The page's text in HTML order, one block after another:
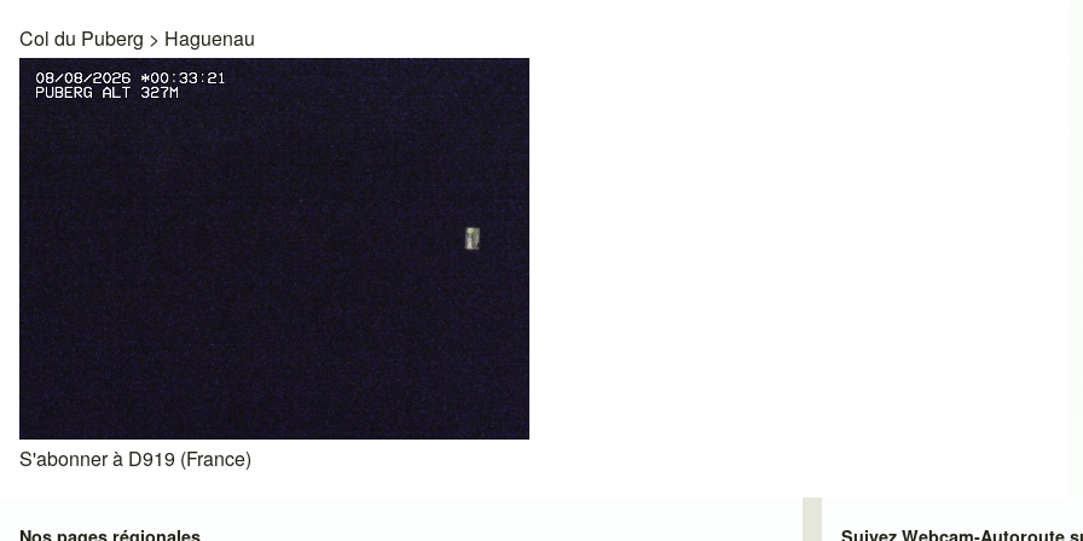
Col du Puberg > Haguenau
S'abonner à D919 (France)